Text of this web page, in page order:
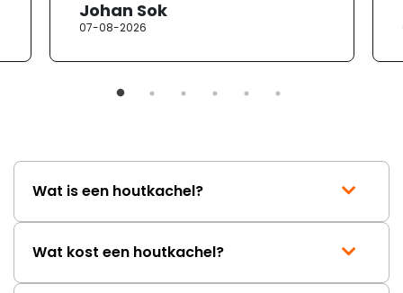
Johan Sok
07-08-2026
Wat is een houtkachel?
Wat kost een houtkachel?